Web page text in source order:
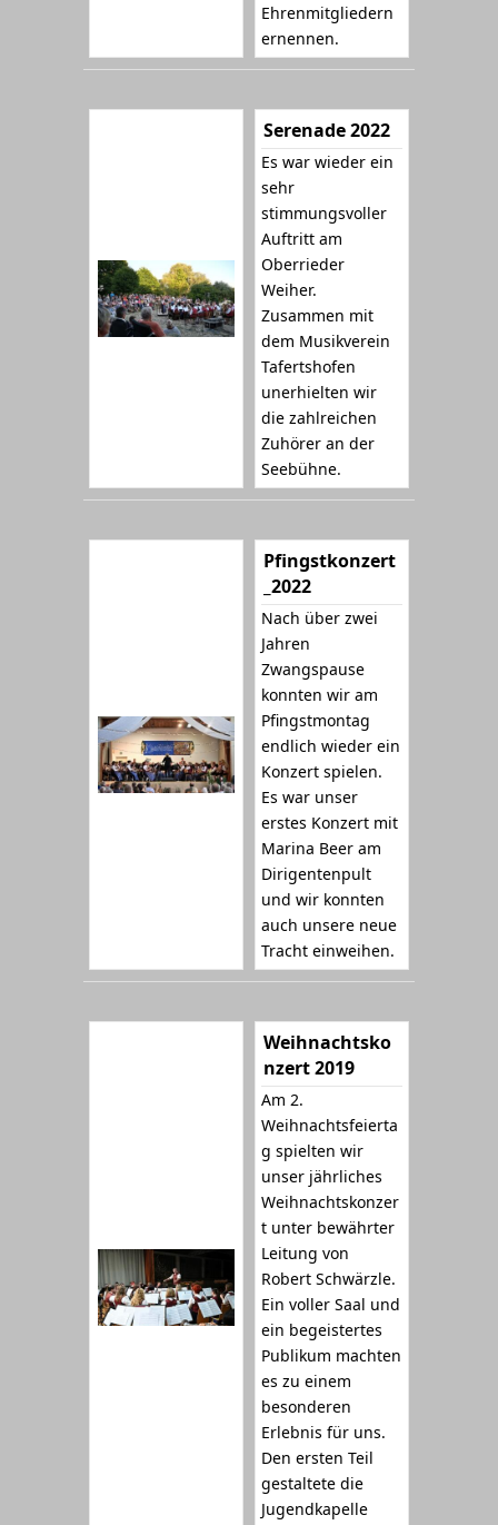
Ehrenmitgliedern
ernennen.
Serenade 2022
Es war wieder ein
sehr
stimmungsvoller
Auftritt am
Oberrieder
Weiher.
Zusammen mit
dem Musikverein
Tafertshofen
unerhielten wir
die zahlreichen
Zuhörer an der
Seebühne.
Pfingstkonzert
_2022
Nach über zwei
Jahren
Zwangspause
konnten wir am
Pfingstmontag
endlich wieder ein
Konzert spielen.
Es war unser
erstes Konzert mit
Marina Beer am
Dirigentenpult
und wir konnten
auch unsere neue
Tracht einweihen.
Weihnachtsko
nzert 2019
Am 2.
Weihnachtsfeierta
g spielten wir
unser jährliches
Weihnachtskonzer
t unter bewährter
Leitung von
Robert Schwärzle.
Ein voller Saal und
ein begeistertes
Publikum machten
es zu einem
besonderen
Erlebnis für uns.
Den ersten Teil
gestaltete die
Jugendkapelle